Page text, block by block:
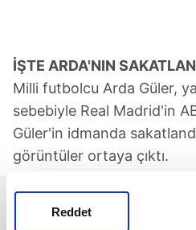
Reddet
İŞTE ARDA'NIN
Milli futbolcu Arda Güler,
sebebiyle Real Madrid'in
Güler'in idmanda
görüntüler ortaya çıktı.